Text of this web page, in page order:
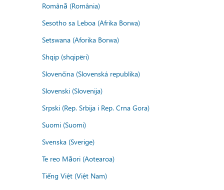
Română (România)
Sesotho sa Leboa (Afrika Borwa)
Setswana (Aforika Borwa)
Shqip (shqipëri)
Slovenčina (Slovenská republika)
Slovenski (Slovenija)
Srpski (Rep. Srbija i Rep. Crna Gora)
Suomi (Suomi)
Svenska (Sverige)
Te reo Māori (Aotearoa)
Tiếng Việt (Việt Nam)